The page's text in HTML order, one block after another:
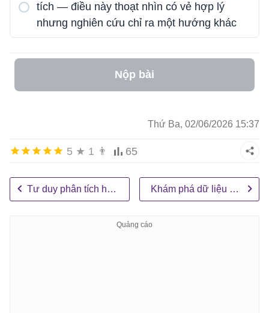
tích — điều này thoạt nhìn có vẻ hợp lý
nhưng nghiên cứu chỉ ra một hướng khác
Nộp bài
Thứ Ba, 02/06/2026 15:37
5 ★ 1 👨 65
Tư duy phân tích hỗ trợ AI Khám phá dữ liệu nhanh chóng